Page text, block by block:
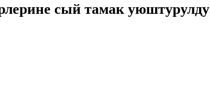
сый тамак уюштурулду